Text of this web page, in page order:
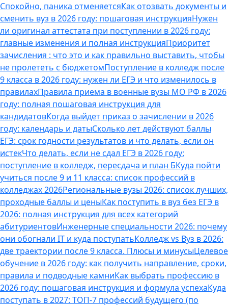
Спокойно, паника отменяетсяКак отозвать документы и
сменить вуз в 2026 году: пошаговая инструкцияНужен
ли оригинал аттестата при поступлении в 2026 году:
главные изменения и полная инструкцияПриоритет
зачисления : что это и как правильно выставить, чтобы
не пролететь с бюджетомПоступление в колледж после
9 класса в 2026 году: нужен ли ЕГЭ и что изменилось в
правилахПравила приема в военные вузы МО РФ в 2026
году: полная пошаговая инструкция для
кандидатовКогда выйдет приказ о зачислении в 2026
году: календарь и датыСколько лет действуют баллы
ЕГЭ: срок годности результатов и что делать, если он
истекЧто делать, если не сдал ЕГЭ в 2026 году:
поступление в колледж, пересдача и план БКуда пойти
учиться после 9 и 11 класса: список профессий в
колледжах 2026Региональные вузы 2026: список лучших,
проходные баллы и ценыКак поступить в вуз без ЕГЭ в
2026: полная инструкция для всех категорий
абитуриентовИнженерные специальности 2026: почему
они обогнали IT и куда поступатьКолледж vs Вуз в 2026:
две траектории после 9 класса. Плюсы и минусыЦелевое
обучение в 2026 году: как получить направление, сроки,
правила и подводные камниКак выбрать профессию в
2026 году: пошаговая инструкция и формула успехаКуда
поступать в 2027: ТОП-7 профессий будущего (по